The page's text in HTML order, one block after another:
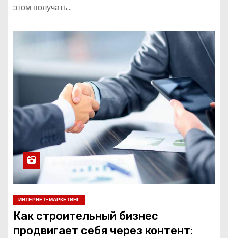
этом получать…
ИНТЕРНЕТ-МАРКЕТИНГ
Как строительный бизнес
продвигает себя через контент: